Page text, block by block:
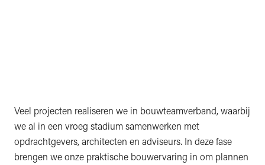
Veel projecten realiseren we in bouwteamverband, waarbij
we al in een vroeg stadium samenwerken met
opdrachtgevers, architecten en adviseurs. In deze fase
brengen we onze praktische bouwervaring in om plannen